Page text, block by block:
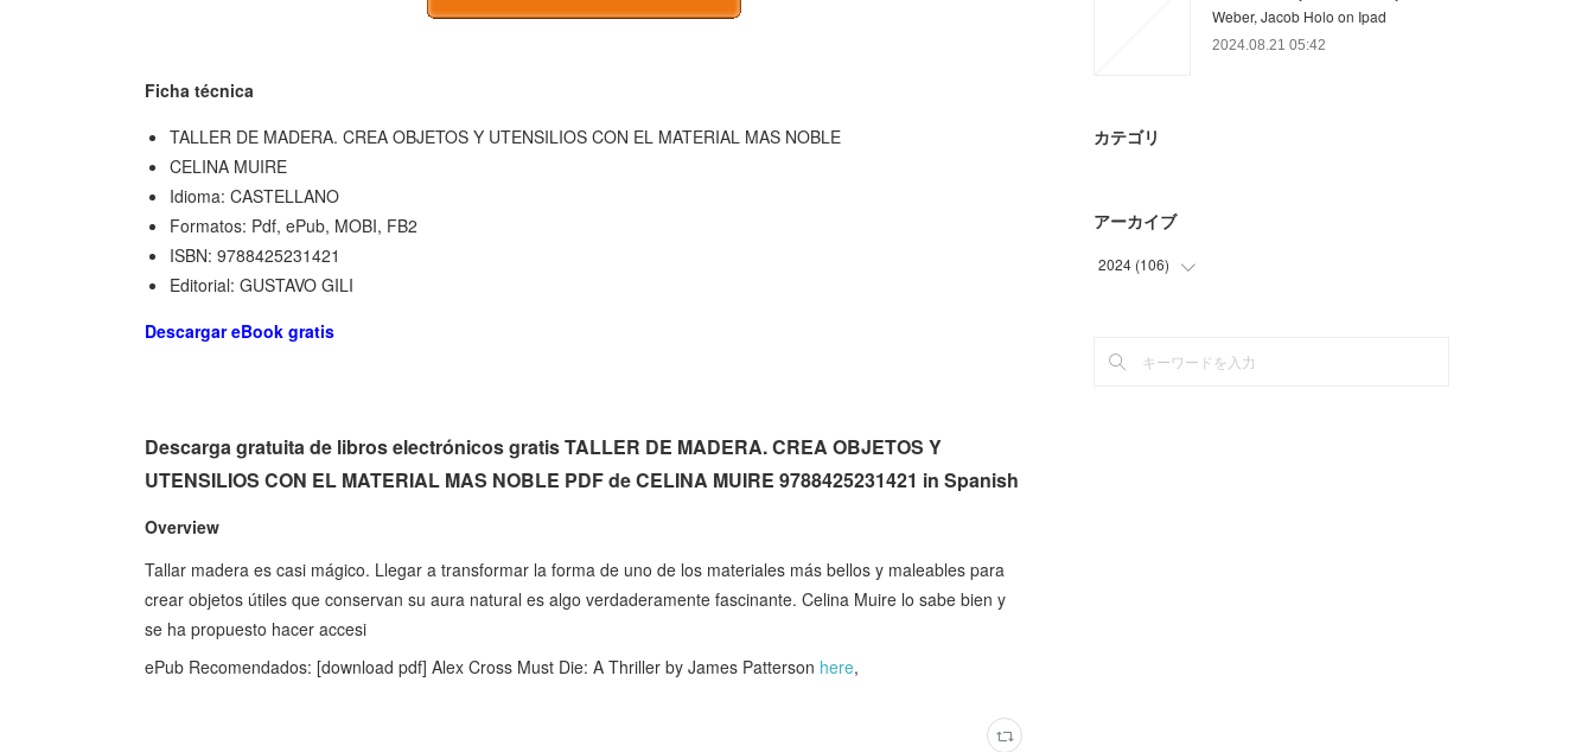
Ficha técnica
TALLER DE MADERA. CREA OBJETOS Y UTENSILIOS CON EL MATERIAL MAS NOBLE
CELINA MUIRE
Idioma: CASTELLANO
Formatos: Pdf, ePub, MOBI, FB2
ISBN: 9788425231421
Editorial: GUSTAVO GILI
Descargar eBook gratis
Descarga gratuita de libros electrónicos gratis TALLER DE MADERA. CREA OBJETOS Y
UTENSILIOS CON EL MATERIAL MAS NOBLE PDF de CELINA MUIRE 9788425231421 in Spanish
Overview
Tallar madera es casi mágico. Llegar a transformar la forma de uno de los materiales más bellos y maleables para
crear objetos útiles que conservan su aura natural es algo verdaderamente fascinante. Celina Muire lo sabe bien y
se ha propuesto hacer accesi
ePub Recomendados: [download pdf] Alex Cross Must Die: A Thriller by James Patterson here,
Weber, Jacob Holo on Ipad
2024.08.21 05:42
カテゴリ
アーカイブ
2024 (106)